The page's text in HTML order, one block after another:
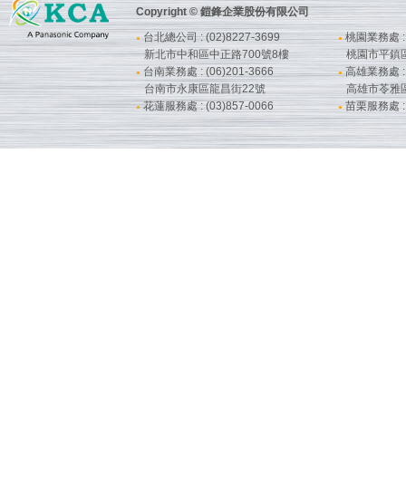
Copyright © 鎧鋒企業股份有限公司
●台北總公司 : (02)8227-3699
新北市中和區中正路700號8樓
● 桃園業務處
桃園市平鎮
● 台南業務處 : (06)201-3666
台南市永康區龍昌街22號
●高雄業務處
高雄市苓雅
●花蓮服務處 : (03)857-0066 ● 苗栗服務處